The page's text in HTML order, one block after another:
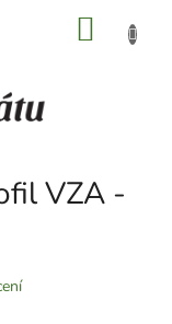
VZA -